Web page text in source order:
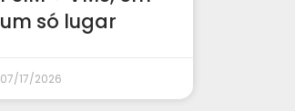
um só lugar
07/17/2026